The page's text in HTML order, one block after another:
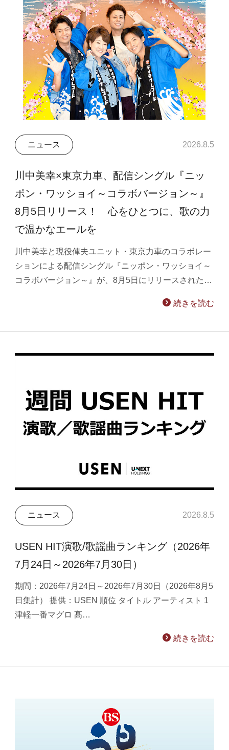
ニュース 2026.8.5
川中美幸×東京力車、配信シングル『ニッ
ポン・ワッショイ～コラボバージョン～』
8月5日リリース！ 心をひとつに、歌の力
で温かなエールを
川中美幸と現役俥夫ユニット・東京力車のコラボレー
ションによる配信シングル『ニッポン・ワッショイ～
コラボバージョン～』が、8月5日にリリースされた…
続きを読む
ニュース 2026.8.5
USEN HIT演歌/歌謡曲ランキング（2026年
7月24日～2026年7月30日）
期間：2026年7月24日～2026年7月30日（2026年8月5
日集計） 提供：USEN 順位 タイトル アーティスト 1
津軽一番マグロ 髙…
続きを読む